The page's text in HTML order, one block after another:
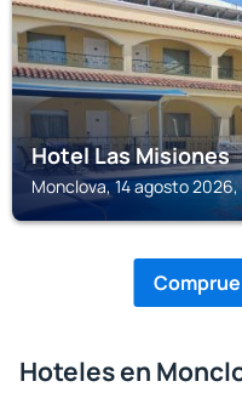
Hotel Las Misiones
Monclova, 14 agosto
Hoteles en